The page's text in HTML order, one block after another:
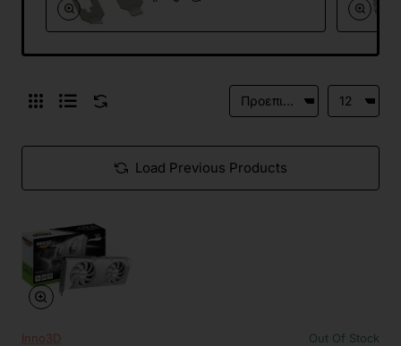
Load Previous Products
Inno3D Out Of Stock